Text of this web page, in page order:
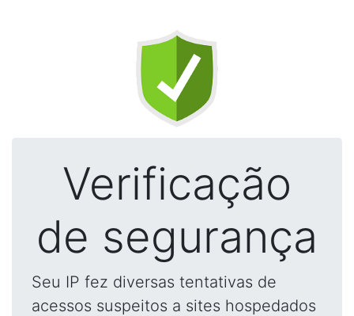
Verificação
de segurança
Seu IP fez diversas tentativas de
acessos suspeitos a sites hospedados